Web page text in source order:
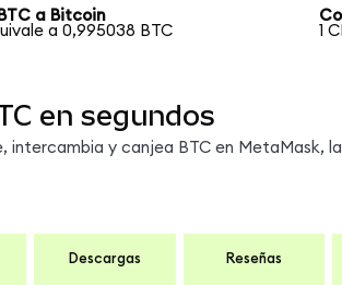
a Bitcoin
a 0,995038 BTC
1
en segundos
intercambia y canjea BTC en MetaMask,
Descargas Reseñas